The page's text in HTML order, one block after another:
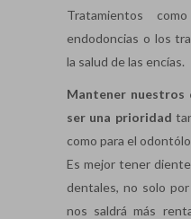
Tratamientos
endodoncias o los
la salud de las encías.
Mantener nuestros
ser una prioridad
como para el
Es mejor tener
dentales, no solo
nos saldrá más